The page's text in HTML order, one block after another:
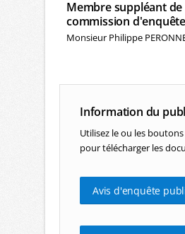
Membre suppléant de
commission d'enquête
Monsieur Philippe
Information du
Utilisez le ou les
pour télécharger les
Avis d'enquête